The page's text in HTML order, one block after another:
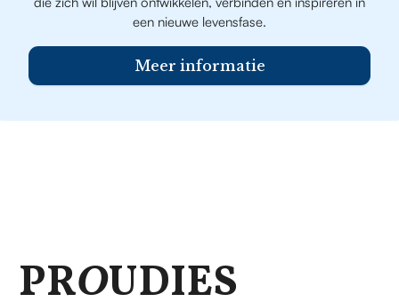
een nieuwe levensfase.
Meer informatie
PROUDIES